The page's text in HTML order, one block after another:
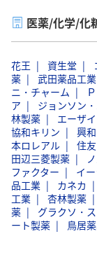
医薬/化学/化
花王 資生堂
薬
武田薬品工業
ニ・チャーム
ア
ジョンソン
林製薬
エーザイ
協和キリン
興和
本ロレアル
住
田辺三菱製薬
ファクター
イ
品工業
カネカ
工業
杏林製薬
薬
グラクソ・
ート製薬
鳥居